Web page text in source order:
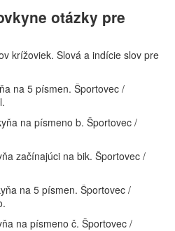
otázky pre
krížoviek. Slová a indície slov pre
na 5 písmen. Športovec /
na písmeno b. Športovec /
začínajúci na bik. Športovec /
na 5 písmen. Športovec /
na písmeno č. Športovec /